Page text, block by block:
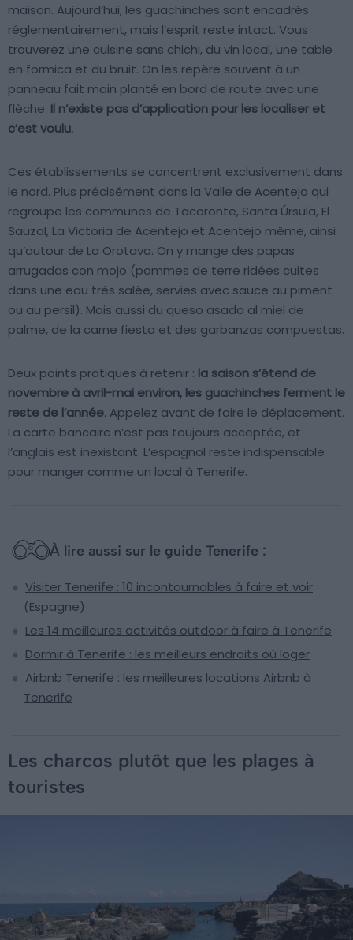
maison. Aujourd’hui, les guachinches sont encadrés
réglementairement, mais l’esprit reste intact. Vous
trouverez une cuisine sans chichi, du vin local, une table
en formica et du bruit. On les repère souvent à un
panneau fait main planté en bord de route avec une
flèche. Il n’existe pas d’application pour les localiser et
c’est voulu.
Ces établissements se concentrent exclusivement dans
le nord. Plus précisément dans la Valle de Acentejo qui
regroupe les communes de Tacoronte, Santa Úrsula, El
Sauzal, La Victoria de Acentejo et Acentejo même, ainsi
qu’autour de La Orotava. On y mange des papas
arrugadas con mojo (pommes de terre ridées cuites
dans une eau très salée, servies avec sauce au piment
ou au persil). Mais aussi du queso asado al miel de
palme, de la carne fiesta et des garbanzas compuestas.
Deux points pratiques à retenir : la saison s’étend de
novembre à avril-mai environ, les guachinches ferment le
reste de l’année. Appelez avant de faire le déplacement.
La carte bancaire n’est pas toujours acceptée, et
l’anglais est inexistant. L’espagnol reste indispensable
pour manger comme un local à Tenerife.
À lire aussi sur le guide Tenerife :
Visiter Tenerife : 10 incontournables à faire et voir
(Espagne)
Les 14 meilleures activités outdoor à faire à Tenerife
Dormir à Tenerife : les meilleurs endroits où loger
Airbnb Tenerife : les meilleures locations Airbnb à
Tenerife
Les charcos plutôt que les plages à
touristes